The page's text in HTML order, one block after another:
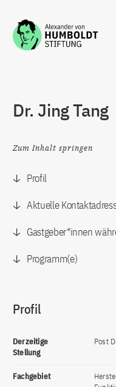
Zum Inhalt springen
Dr. Jing Tang
Zum Inhalt springen
Profil
Aktuelle
Gastgeber*innen
Programm(e)
Profil
Derzeitige
Stellung
Post
Fachgebiet